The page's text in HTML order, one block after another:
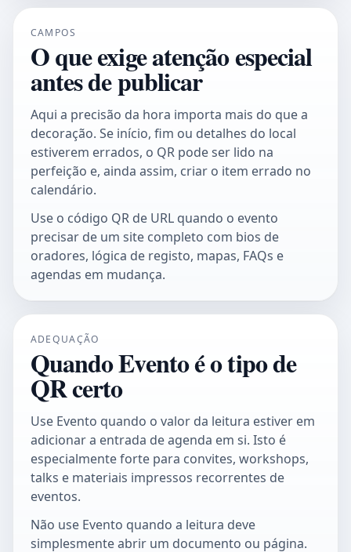
CAMPOS
O que exige atenção especial
antes de publicar
Aqui a precisão da hora importa mais do que a
decoração. Se início, fim ou detalhes do local
estiverem errados, o QR pode ser lido na
perfeição e, ainda assim, criar o item errado no
calendário.
Use o código QR de URLquando o evento
precisar de um site completo com bios de
oradores, lógica de registo, mapas, FAQs e
agendas em mudança.
ADEQUAÇÃO
Quando Evento é o tipo de
QR certo
Use Evento quando o valor da leitura estiver em
adicionar a entrada de agenda em si. Isto é
especialmente forte para convites, workshops,
talks e materiais impressos recorrentes de
eventos.
Não use Evento quando a leitura deve
simplesmente abrir um documento ou página.